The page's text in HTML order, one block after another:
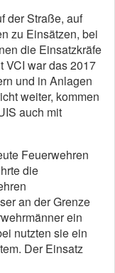
der Straße, auf
zu Einsätzen, bei
die Einsatzkräfe
VCI war das 2017
und in Anlagen
weiter, kommen
auch mit
Feuerwehren
die
an der Grenze
ein
nutzten sie ein
Der Einsatz